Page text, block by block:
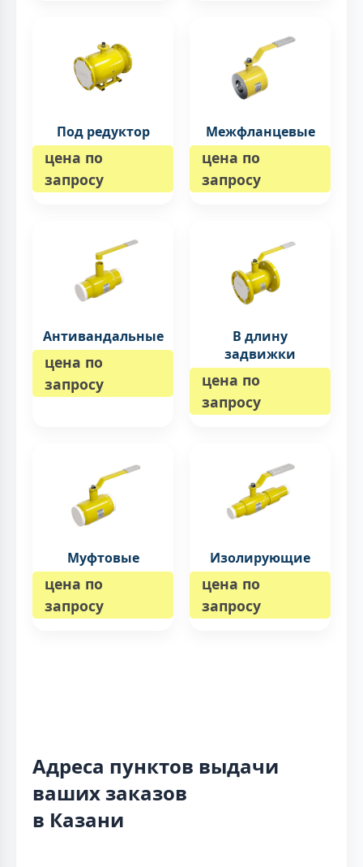
Под редуктор
цена по
запросу
Межфланцевые
цена по
запросу
Антивандальные
цена по
запросу
В длину
задвижки
цена по
запросу
Муфтовые
цена по
запросу
Изолирующие
цена по
запросу
Адреса пунктов выдачи
ваших заказов
в Казани